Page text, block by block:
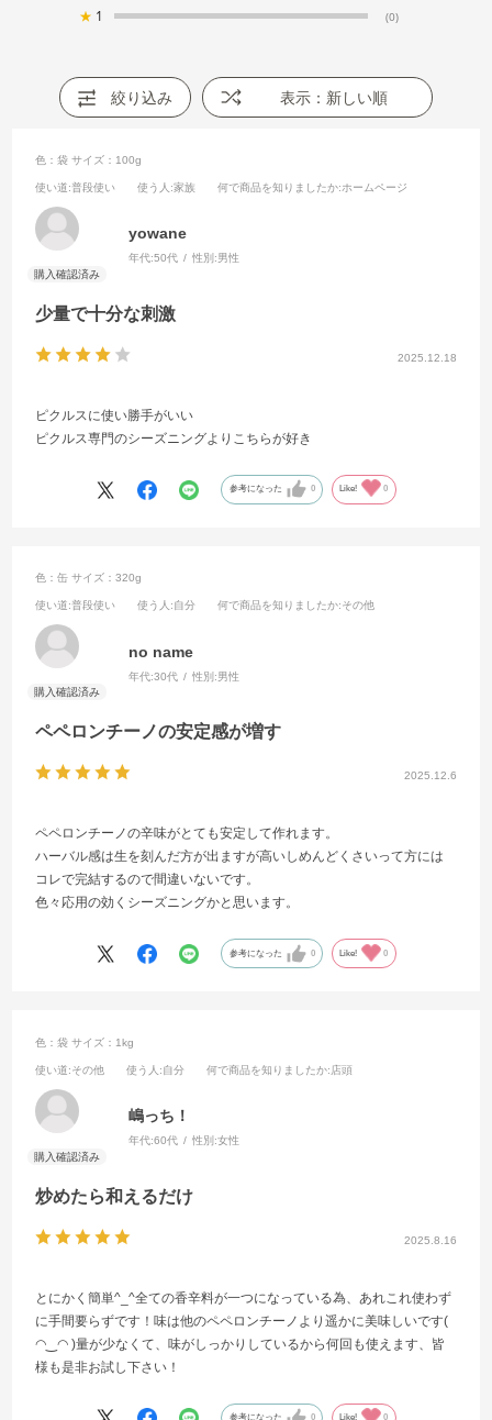
★ 1 (0)
絞り込み 表示：新しい順
2025.12.18
少量で十分な刺激
色：袋 サイズ：100g
使い道:普段使い 使う人 :家族 何で商品を知りましたか:ホームページ
yowane
年代:50代 性別:男性
ピクルスに使い勝手がいい
ピクルス専門のシーズニングよりこちらが好き
参考になった 0 Like! 0
2025.12.6
ペペロンチーノの安定感が増す
色：缶 サイズ：320g
使い道:普段使い 使う人 :自分 何で商品を知りましたか:その他
no name
年代:30代 性別:男性
ペペロンチーノの辛味がとても安定して作れます。
ハーバル感は生を刻んだ方が出ますが高いしめんどくさいって方には
コレで完結するので間違いないです。
色々応用の効くシーズニングかと思います。
参考になった 0 Like! 0
2025.8.16
炒めたら和えるだけ
色：袋 サイズ：1kg
使い道:その他 使う人 :自分 何で商品を知りましたか:店頭
嶋っち！
年代:60代 性別:女性
とにかく簡単^_^全ての香辛料が一つになっている為、あれこれ使わず
に手間要らずです！味は他のペペロンチーノより遥かに美味しいです(
◠‿◠ )量が少なくて、味がしっかりしているから何回も使えます、皆
様も是非お試し下さい！
参考になった 0 Like! 0